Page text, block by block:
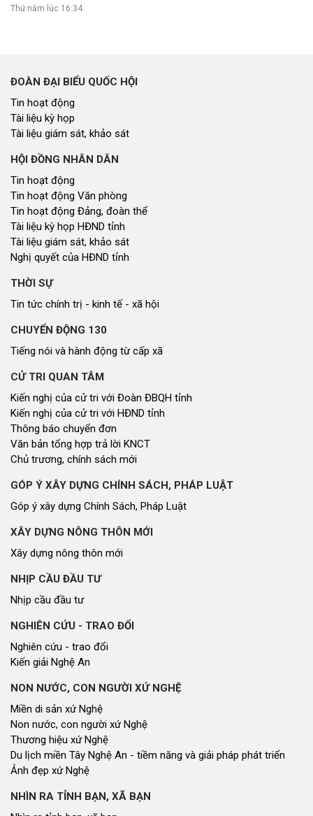
Bảo đảm nguồn lực, tăng cường giám sát
trong triển khai các dự án giao thông trọng
điểm
ĐOÀN ĐẠI BIỂU QUỐC HỘI
Tin hoạt động
Tài liệu kỳ họp
HỘI ĐỒNG NHÂN DÂN
Tin hoạt động Văn phòng
Tin hoạt động Đảng, đoàn thể
Tài liệu giám sát, khảo sát
Nghị quyết của HĐND tỉnh
THỜI SỰ
Tin tức chính trị - kinh tế - xã hội
CHUYỂN ĐỘNG 130
Tiếng nói và hành động từ cấp xã
CỬ TRI QUAN TÂM
Kiến nghị của cử tri với Đoàn ĐBQH tỉnh
Kiến nghị của cử tri với HĐND tỉnh
Văn bản tổng hợp trả lời KNCT
Chủ trương, chính sách mới
GÓP Ý XÂY DỰNG CHÍNH SÁCH, PHÁP LUẬT
Góp ý xây dựng Chính Sách, Pháp Luật
XÂY DỰNG NÔNG THÔN MỚI
Xây dựng nông thôn mới
NHỊP CẦU ĐẦU TƯ
Nhịp cầu đầu tư
NGHIÊN CỨU - TRAO ĐỔI
Kiến giải Nghệ An